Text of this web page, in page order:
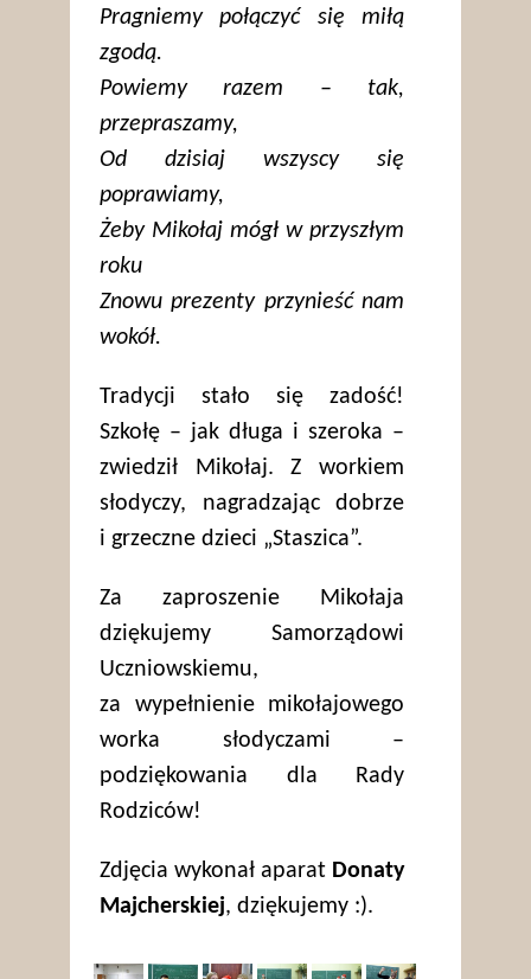
Pragniemy połączyć się miłą
zgodą.
Powiemy razem – tak,
przepraszamy,
Od dzisiaj wszyscy się
poprawiamy,
Żeby Mikołaj mógł w przyszłym
roku
Znowu prezenty przynieść nam
wokół.
Tradycji stało się zadość!
Szkołę – jak długa i szeroka –
zwiedził Mikołaj. Z workiem
słodyczy, nagradzając dobrze
i grzeczne dzieci „Staszica”.
Za zaproszenie Mikołaja
dziękujemy Samorządowi
Uczniowskiemu,
za wypełnienie mikołajowego
worka słodyczami –
podziękowania dla Rady
Rodziców!
Zdjęcia wykonał aparat Donaty
Majcherskiej, dziękujemy :).